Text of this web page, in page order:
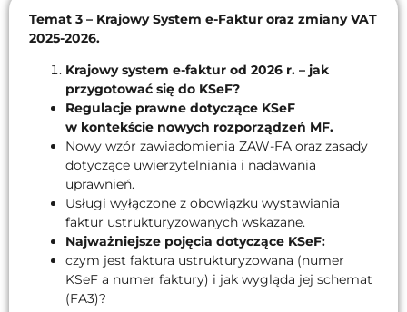
Temat 3 – Krajowy System e-Faktur oraz zmiany VAT
2025-2026.
Krajowy system e-faktur od 2026 r. – jak
przygotować się do KSeF?
Regulacje prawne dotyczące KSeF
w kontekście nowych rozporządzeń MF.
Nowy wzór zawiadomienia ZAW-FA oraz zasady
dotyczące uwierzytelniania i nadawania
uprawnień.
Usługi wyłączone z obowiązku wystawiania
faktur ustrukturyzowanych wskazane.
Najważniejsze pojęcia dotyczące KSeF:
czym jest faktura ustrukturyzowana (numer
KSeF a numer faktury) i jak wygląda jej schemat
(FA3)?